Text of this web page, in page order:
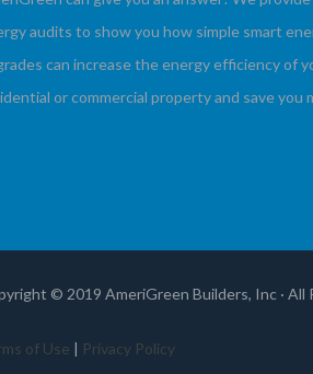
audits to show you how simple smart
can increase the energy efficiency of
or commercial property and save you
© 2019 AmeriGreen Builders, Inc · All
of Use | Privacy Policy